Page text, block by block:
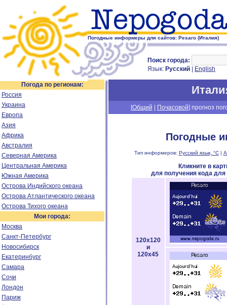
Погодные информеры для сайтов: Pesaro (Италия)
Поиск города:
Язык: Русский English
Погода по регионам:
Россия
Украина
Европа
Азия
Африка
Австралия
Северная Америка
Центральная Америка
Южная Америка
Острова Индийского океана
Острова Атлантического океана
Острова Тихого океана
Мои города:
Москва
Санкт-Петербург
Новосибирск
Екатеринбург
Самара
Сочи
Лондон
Париж
[Общий Почасовой] прогноз
Погодные
Тип информеров: Русский язык, °C|
Кликните в
для получения кода
120x120
и
120x45